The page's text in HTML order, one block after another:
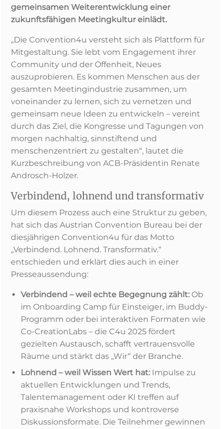
gemeinsamen Weiterentwicklung einer
zukunftsfähigen Meetingkultur einlädt.
„Die Convention4u versteht sich als Plattform für
Mitgestaltung. Sie lebt vom Engagement ihrer
Community und der Offenheit, Neues
auszuprobieren. Es kommen Menschen aus der
gesamten Meetingindustrie zusammen, um
voneinander zu lernen, sich zu vernetzen und
gemeinsam neue Ideen zu entwickeln – vereint
durch das Ziel, die Kongresse und Tagungen von
morgen nachhaltig, sinnstiftend und
menschenzentriert zu gestalten“, lautet die
Kurzbeschreibung von ACB-Präsidentin Renate
Androsch-Holzer.
Verbindend, lohnend und transformativ
Um diesem Prozess auch eine Struktur zu geben,
hat sich das Austrian Convention Bureau bei der
diesjährigen Convention4u für das Motto
„Verbindend. Lohnend. Transformativ.“
entschieden und erklärt dies auch in einer
Presseaussendung:
Verbindend – weil echte Begegnung zählt: Ob
im Onboarding Camp für Einsteiger, im Buddy-
Programm oder bei interaktiven Formaten wie
Co-CreationLabs – die C4u 2025 fördert
gezielten Austausch, schafft vertrauensvolle
Räume und stärkt das „Wir“ der Branche.
Lohnend – weil Wissen Wert hat: Impulse zu
aktuellen Entwicklungen und Trends,
Talentemanagement oder KI treffen auf
praxisnahe Workshops und kontroverse
Diskussionsformate. Die Teilnehmer gewinnen